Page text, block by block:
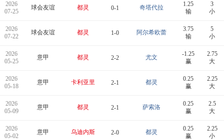
2026
07-25
球会友谊 都灵 0-1 奇塔代拉
1.25
输
3
小
2026
07-22
球会友谊 都灵 1-0 阿尔希欧蕾
3.75
输
5
小
2026
05-25
意甲 都灵 2-2 尤文
-1.25
赢
2.75
大
2026
05-18
意甲 卡利亚里 2-1 都灵
0.25
赢
2.25
大
2026
05-09
意甲 都灵 2-1 萨索洛
0.25
赢
2.5
大
2026
05-02
意甲 乌迪内斯 2-0 都灵
0.25
赢
2.25
小